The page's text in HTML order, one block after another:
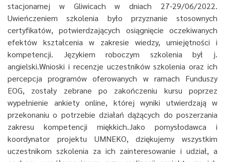
stacjonarnej w Gliwicach w dniach 27-29/06/2022.
Uwieńczeniem szkolenia było przyznanie stosownych
certyfikatów, potwierdzających osiągnięcie oczekiwanych
efektów kształcenia w zakresie wiedzy, umiejętności i
kompetencji. Językiem roboczym szkolenia był j.
angielski.Wnioski i recenzje uczestników szkolenia oraz ich
percepcja programów oferowanych w ramach Funduszy
EOG, zostały zebrane po zakończeniu kursu poprzez
wypełnienie ankiety online, której wyniki utwierdzają w
przekonaniu o potrzebie działań dążących do poszerzania
zakresu kompetencji miękkich.Jako pomysłodawca i
koordynator projektu UMNEKO, dziękujemy wszystkim
uczestnikom szkolenia za ich zainteresowanie i udział, a